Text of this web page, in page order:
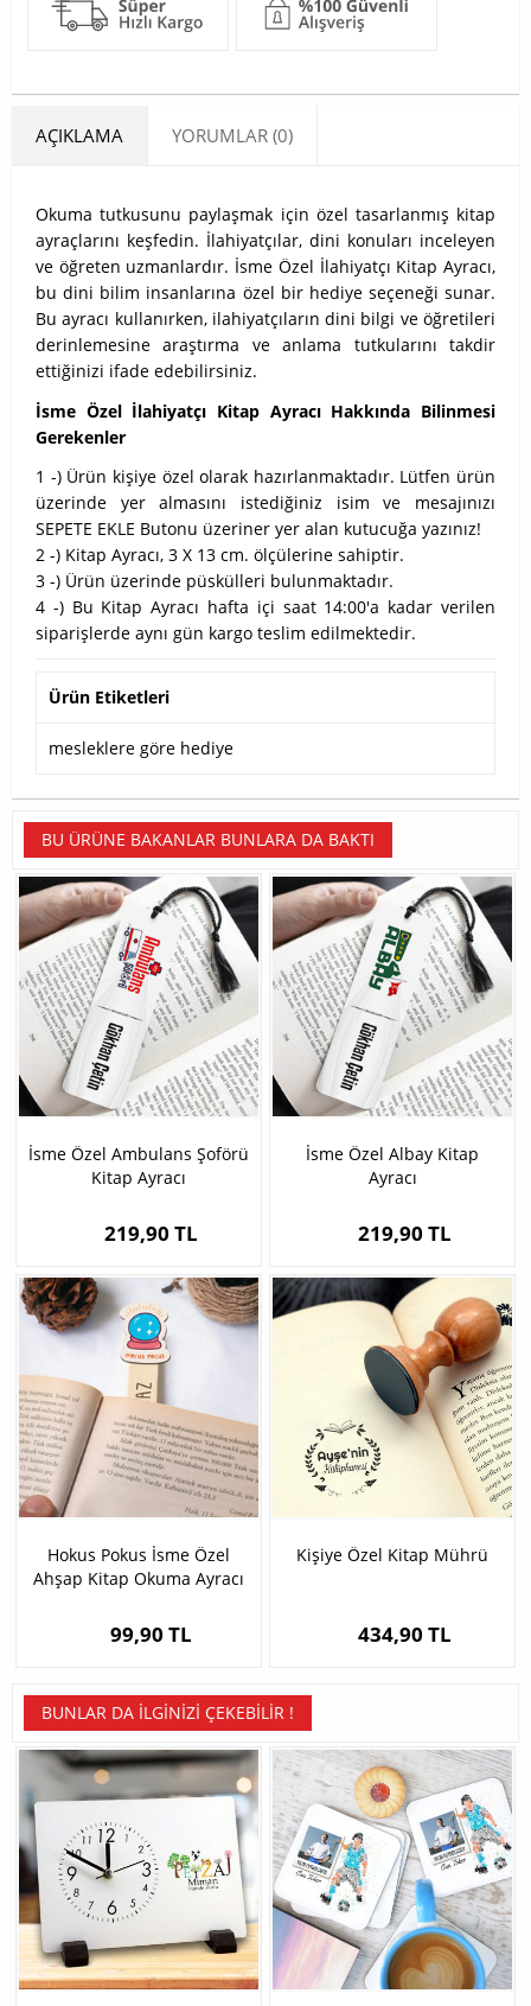
AÇIKLAMA YORUMLAR (0)
Okuma tutkusunu paylaşmak için özel tasarlanmış kitap
ayraçlarını keşfedin. İlahiyatçılar, dini konuları inceleyen
ve öğreten uzmanlardır. İsme Özel İlahiyatçı Kitap Ayracı,
bu dini bilim insanlarına özel bir hediye seçeneği sunar.
Bu ayracı kullanırken, ilahiyatçıların dini bilgi ve öğretileri
derinlemesine araştırma ve anlama tutkularını takdir
ettiğinizi ifade edebilirsiniz.
İsme Özel İlahiyatçı Kitap Ayracı Hakkında Bilinmesi
Gerekenler
1 -) Ürün kişiye özel olarak hazırlanmaktadır. Lütfen ürün
üzerinde yer almasını istediğiniz isim ve mesajınızı
SEPETE EKLE Butonu üzeriner yer alan kutucuğa yazınız!
2 -) Kitap Ayracı, 3 X 13 cm. ölçülerine sahiptir.
3 -) Ürün üzerinde püskülleri bulunmaktadır.
4 -) Bu Kitap Ayracı hafta içi saat 14:00'a kadar verilen
siparişlerde aynı gün kargo teslim edilmektedir.
Ürün Etiketleri
mesleklere göre hediye
BU ÜRÜNE BAKANLAR BUNLARA DA BAKTI
İsme Özel Ambulans Şoförü
Kitap Ayracı
219,90 TL
İsme Özel Albay Kitap
Ayracı
219,90 TL
Hokus Pokus İsme Özel
Ahşap Kitap Okuma Ayracı
99,90 TL
Kişiye Özel Kitap Mührü
434,90 TL
BUNLAR DA İLGINIZI ÇEKEBILIR !